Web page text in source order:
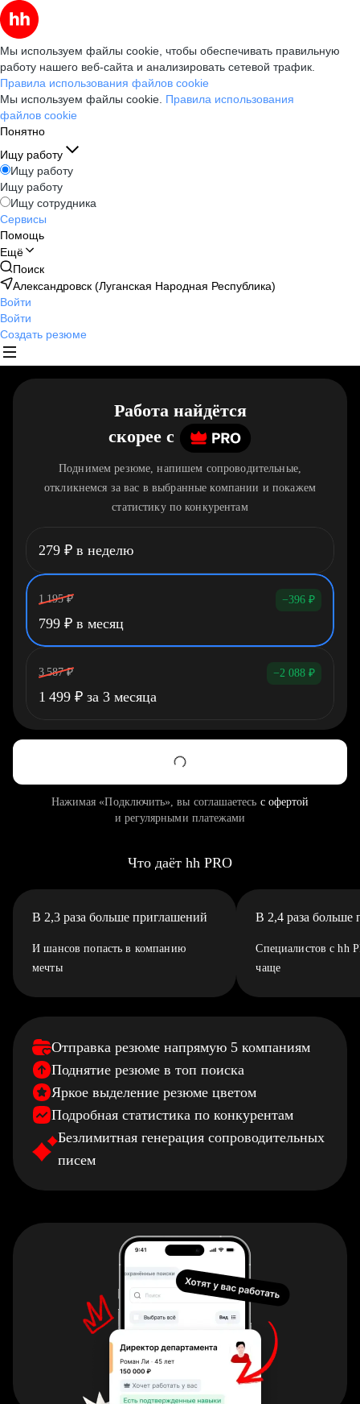
Мы используем файлы cookie, чтобы обеспечивать правильную
работу нашего веб-сайта и анализировать сетевой трафик.
Правила использования файлов cookie
Мы используем файлы cookie. Правила использования
файлов cookie
Понятно
Ищу работу
Ищу работу
Ищу работу
Ищу сотрудника
Сервисы
Помощь
Ещё
Поиск
Александровск (Луганская Народная Республика)
Войти
Войти
Создать резюме
Работа найдётся
скорее c
Поднимем резюме, напишем сопроводительные,
откликнемся за вас в выбранные компании и покажем
статистику по конкурентам
279 ₽ в неделю
1 195 ₽ −396 ₽
799 ₽ в месяц
3 587 ₽ −2 088 ₽
1 499 ₽ за 3 месяца
Нажимая «Подключить», вы соглашаетесь с офертой
и регулярными платежами
Что даёт hh PRO
В 2,3 раза больше приглашений
И шансов попасть в компанию
мечты
В 2,4 раза больше
Специалистов с hh
чаще
Отправка резюме напрямую 5 компаниям
Поднятие резюме в топ поиска
Яркое выделение резюме цветом
Подробная статистика по конкурентам
Безлимитная генерация сопроводительных
писем